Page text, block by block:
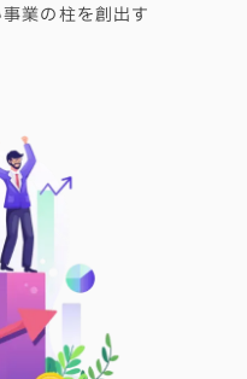
業の柱を創出す